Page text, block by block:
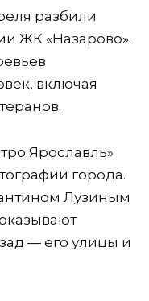
разбили
ЖК «Назарово».
включая
Ярославль»
города.
Лузиным
— его улицы и